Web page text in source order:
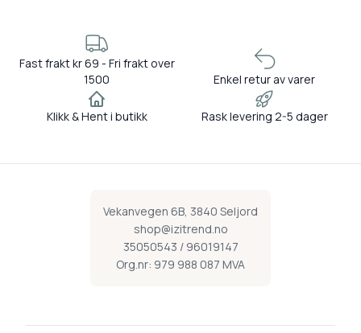
Fast frakt kr 69 - Fri frakt over
1500
Enkel retur av varer
Klikk & Hent i butikk Rask levering 2-5 dager
Vekanvegen 6B, 3840 Seljord
shop@izitrend.no
35050543 / 96019147
Org.nr: 979 988 087 MVA